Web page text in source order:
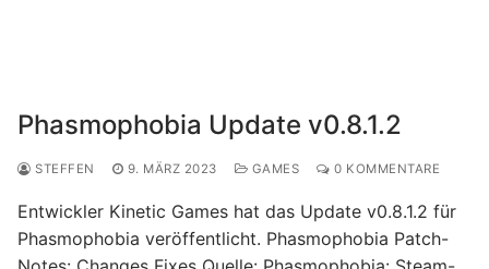
Phasmophobia Update v0.8.1.2
STEFFEN 9. MÄRZ 2023 GAMES 0 KOMMENTARE
Entwickler Kinetic Games hat das Update v0.8.1.2 für
Phasmophobia veröffentlicht. Phasmophobia Patch-